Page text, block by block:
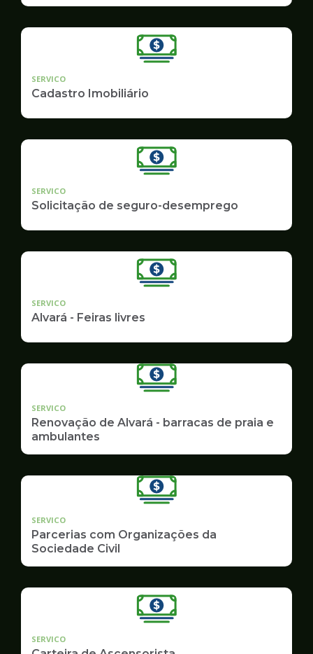
SERVICO
Cadastro Imobiliário
SERVICO
Solicitação de seguro-desemprego
SERVICO
Alvará - Feiras livres
SERVICO
Renovação de Alvará - barracas de praia e
ambulantes
SERVICO
Parcerias com Organizações da
Sociedade Civil
SERVICO